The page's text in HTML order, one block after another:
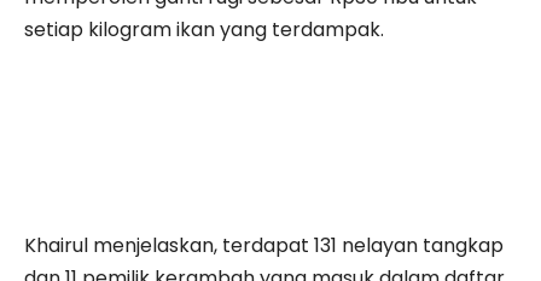
setiap kilogram ikan yang terdampak.
Khairul menjelaskan, terdapat 131 nelayan tangkap